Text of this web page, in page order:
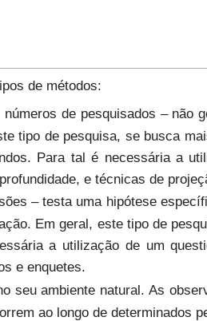
de métodos:
de pesquisados – não
tipo de pesquisa, se busca
Para tal é necessária a
e técnicas de
– testa uma hipótese
Em geral, este tipo de
a utilização de um
e enquetes.
seu ambiente natural. As
ao longo de determinados